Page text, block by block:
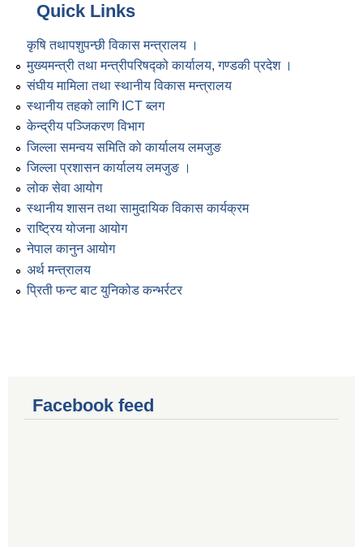
Quick Links
कृषि तथापशुपन्छी विकास मन्त्रालय ।
मुख्यमन्त्री तथा मन्त्रीपरिषद्को कार्यालय, गण्डकी प्रदेश ।
संघीय मामिला तथा स्थानीय विकास मन्त्रालय
स्थानीय तहको लागि ICT ब्लग
केन्द्रीय पञ्जिकरण विभाग
जिल्ला समन्वय समिति को कार्यालय लमजुङ
जिल्ला प्रशासन कार्यालय लमजुङ ।
लोक सेवा आयोग
स्थानीय शासन तथा सामुदायिक विकास कार्यक्रम
राष्ट्रिय योजना आयोग
नेपाल कानुन आयोग
अर्थ मन्त्रालय
प्रिती फन्ट बाट युनिकोड कन्भर्रटर
Facebook feed